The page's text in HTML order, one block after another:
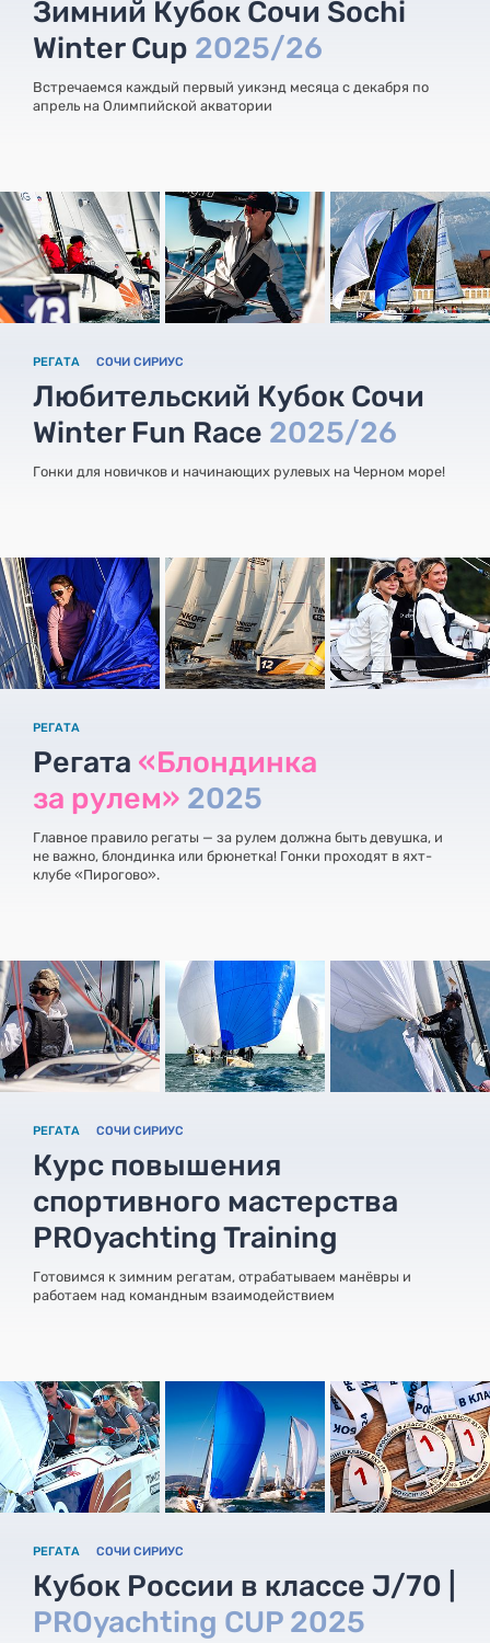
Зимний Кубок Сочи Sochi
Winter Cup 2025/26
Встречаемся каждый первый уикэнд месяца с декабря по
апрель на Олимпийской акватории
РЕГАТА СОЧИ СИРИУС
Любительский Кубок Сочи
Winter Fun Race 2025/26
Гонки для новичков и начинающих рулевых на Черном море!
РЕГАТА
Регата «Блондинка
за рулем» 2025
Главное правило регаты — за рулем должна быть девушка, и
не важно, блондинка или брюнетка! Гонки проходят в яхт-
клубе «Пирогово».
РЕГАТА СОЧИ СИРИУС
Курс повышения
спортивного мастерства
PROyachting Training
Готовимся к зимним регатам, отрабатываем манёвры и
работаем над командным взаимодействием
РЕГАТА СОЧИ СИРИУС
Кубок России в классе J/70 |
PROyachting CUP 2025